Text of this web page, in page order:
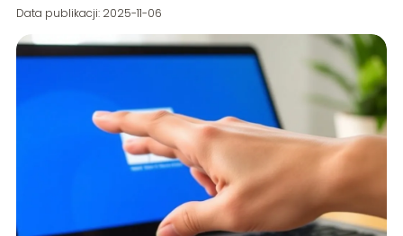
Data publikacji: 2025-11-06